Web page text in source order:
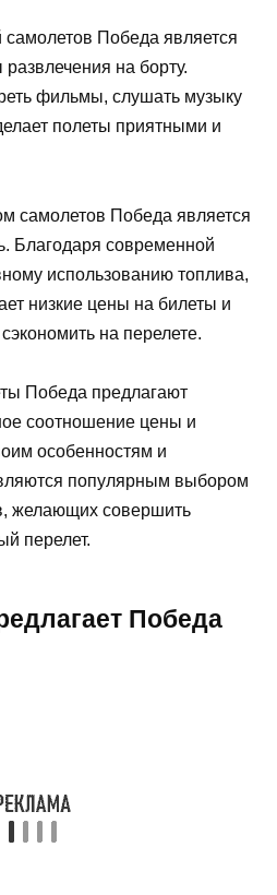
Победа является
на борту.
фильмы, слушать музыку
полеты приятными и
самолетов Победа является
Благодаря современной
использованию топлива,
низкие цены на билеты и
на перелете.
Победа предлагают
соотношение цены и
особенностям и
популярным выбором
желающих совершить
перелет.
Победа